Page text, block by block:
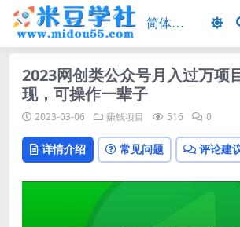
2023网创类公众号月入过万项
现，可操作一辈子
2023-03-06 赚钱项目 516 0
详情介绍 常见问题 评论建